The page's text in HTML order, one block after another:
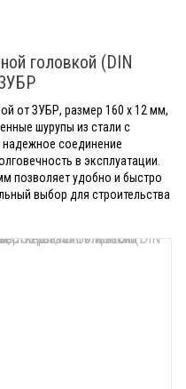
головкой (DIN
от ЗУБР, размер 160 x 12 мм,
шурупы из стали с
соединение
в эксплуатации.
позволяет удобно и быстро
выбор для строительства